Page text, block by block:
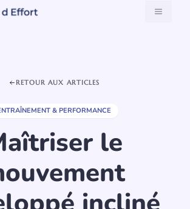
MENU
RETOUR AUX ARTICLES
& PERFORMANCE
le